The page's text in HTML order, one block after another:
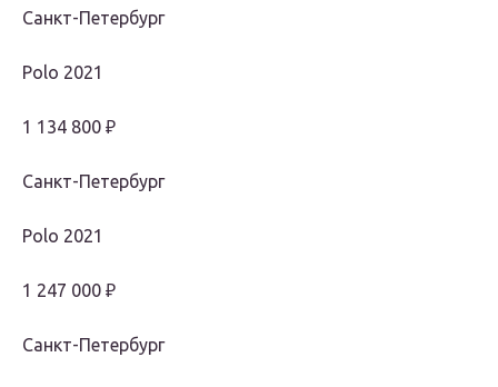
Санкт-Петербург
Polo 2021
1 134 800 ₽
Санкт-Петербург
Polo 2021
1 247 000 ₽
Санкт-Петербург